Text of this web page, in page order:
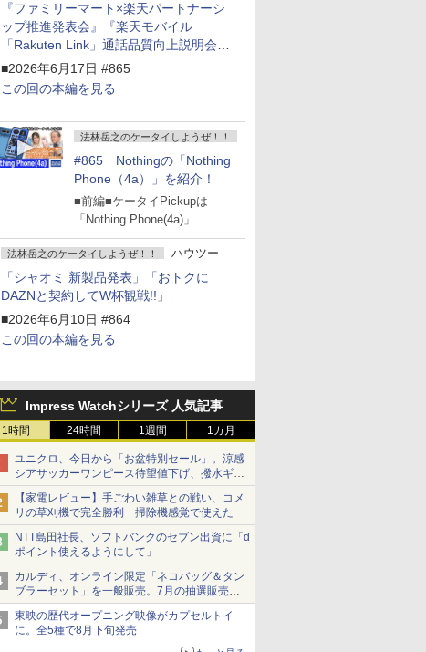
『ファミリーマート×楽天パートナーシ
ップ推進発表会』『楽天モバイル
「Rakuten Link」通話品質向上説明会』
『Google Storeを今年夏、東京・表参道
にオープン』『KDDI ローソン「ハッピ
ーローソンタウン池田伏尾台店」オープ
■2026年6月17日 #865
この回の本編を見る
法林岳之のケータイしようぜ！！
#865 Nothingの「Nothing
Phone（4a）」を紹介！
■前編■ケータイPickupは
「Nothing Phone(4a)」
法林岳之のケータイしようぜ！！ ハウツー
「シャオミ 新製品発表」「おトクに
DAZNと契約してW杯観戦!!」
■2026年6月10日 #864
この回の本編を見る
Impress Watchシリーズ 人気記事
1時間 24時間 1週間 1カ月
ユニクロ、今日から「お盆特別セール」。涼感
シアサッカーワンピース待望値下げ、撥水ギア
ショーツは1990円に
【家電レビュー】手ごわい雑草との戦い、コメ
リの草刈機で完全勝利 掃除機感覚で使えた
NTT島田社長、ソフトバンクのセブン出資に「d
ポイント使えるようにして」
カルディ、オンライン限定「ネコバッグ＆タン
ブラーセット」を一般販売。7月の抽選販売の
当選無効分
東映の歴代オープニング映像がカプセルトイ
に。全5種で8月下旬発売